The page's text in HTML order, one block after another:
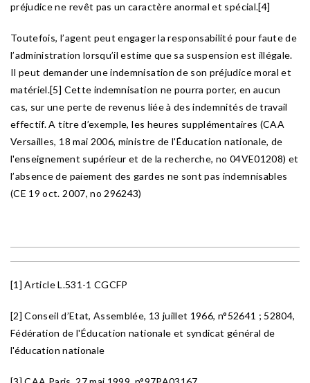
préjudice ne revêt pas un caractère anormal et spécial.[4]
Toutefois, l’agent peut engager la responsabilité pour faute de
l’administration lorsqu’il estime que sa suspension est illégale.
Il peut demander une indemnisation de son préjudice moral et
matériel.[5] Cette indemnisation ne pourra porter, en aucun
cas, sur une perte de revenus liée à des indemnités de travail
effectif. A titre d’exemple, les heures supplémentaires (CAA
Versailles, 18 mai 2006, ministre de l'Éducation nationale, de
l'enseignement supérieur et de la recherche, no 04VE01208) et
l’absence de paiement des gardes ne sont pas indemnisables
(CE 19 oct. 2007, no 296243)
[1] Article L.531-1 CGCFP
[2] Conseil d’Etat, Assemblée, 13 juillet 1966, n°52641 ; 52804,
Fédération de l'Éducation nationale et syndicat général de
l'éducation nationale